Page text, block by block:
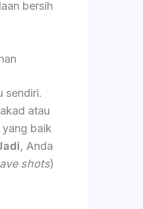
bersih
sendiri.
atau
yang baik
, Anda
shots)